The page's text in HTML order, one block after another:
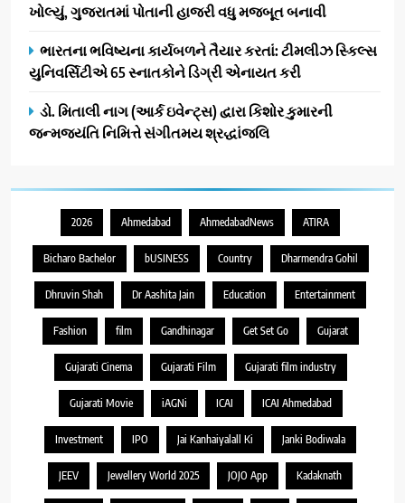
ખોલ્યું, ગુજરાતમાં પોતાની હાજરી વધુ મજબૂત બનાવી
ભારતના ભવિષ્યના કાર્યબળને તૈયાર કરતાં: ટીમલીઝ સ્કિલ્સ
યુનિવર્સિટીએ 65 સ્નાતકોને ડિગ્રી એનાયત કરી
ડો. મિતાલી નાગ (આર્ક ઇવેન્ટ્સ) દ્વારા કિશોર કુમારની
જન્મજયંતિ નિમિત્તે સંગીતમય શ્રદ્ધાંજલિ
2026 Ahmedabad AhmedabadNews ATIRA
Bicharo Bachelor bUSINESS Country Dharmendra Gohil
Dhruvin Shah Dr Aashita Jain Education Entertainment
Fashion film Gandhinagar Get Set Go Gujarat
Gujarati Cinema Gujarati Film Gujarati film industry
Gujarati Movie iAGNi ICAI ICAI Ahmedabad
Investment IPO Jai Kanhaiyalall Ki Janki Bodiwala
JEEV Jewellery World 2025 JOJO App Kadaknath